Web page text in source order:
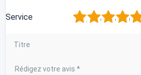
Service 5
4
3
2